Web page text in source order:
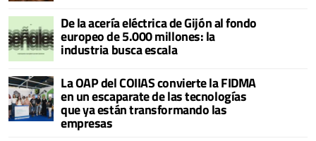
De la acería eléctrica de Gijón al fondo
europeo de 5.000 millones: la
industria busca escala
La OAP del COIIAS convierte la FIDMA
en un escaparate de las tecnologías
que ya están transformando las
empresas